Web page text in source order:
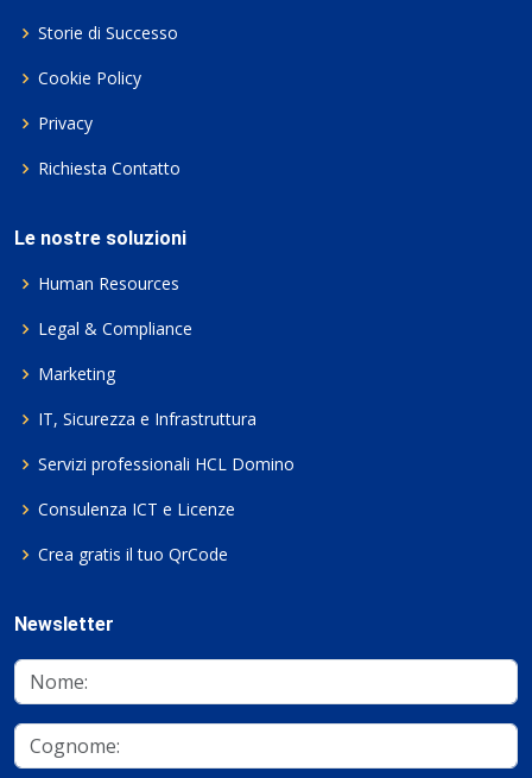
Storie di Successo
Cookie Policy
Privacy
Richiesta Contatto
Le nostre soluzioni
Human Resources
Legal & Compliance
Marketing
IT, Sicurezza e Infrastruttura
Servizi professionali HCL Domino
Consulenza ICT e Licenze
Crea gratis il tuo QrCode
Newsletter